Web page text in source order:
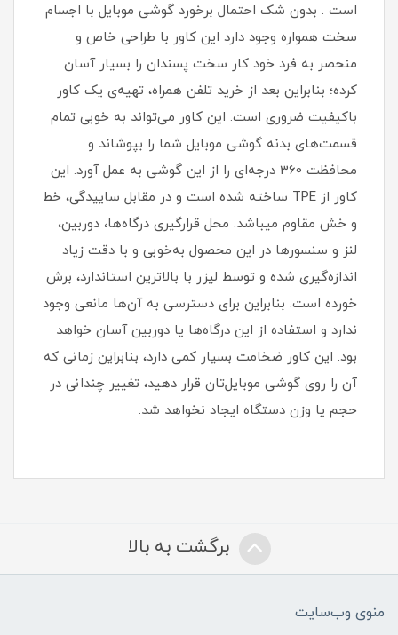
است . بدون شک احتمال برخورد گوشی موبایل با اجسام
سخت همواره وجود دارد این کاور با طراحی خاص و
منحصر به فرد خود کار سخت پسندان را بسیار آسان
کرده؛ بنابراین بعد از خرید تلفن همراه، تهیه‌ی یک کاور
با‌کیفیت ضروری است‏.‏ این کاور می‌تواند به خوبی تمام
قسمت‌های بدنه گوشی موبایل شما را بپوشاند و
محافظت 360 درجه‌ای را از این گوشی به عمل آورد‏.‏ این
کاور از TPE ساخته شده است و در مقابل ساییدگی، خط
و خش مقاوم میباشد.‏ محل قرارگیری درگاه‌ها، دوربین،
لنز و سنسورها در این محصول به‌خوبی و با دقت زیاد
اندازه‌گیری شده و توسط لیزر با بالاترین استاندارد، برش
خورده است‏.‏ بنابراین برای دسترسی به آن‌ها مانعی وجود
ندارد و استفاده از این درگاه‌ها یا دوربین آسان خواهد
بود‏.‏ این کاور ضخامت بسیار کمی دارد، بنابراین زمانی که
آن را روی گوشی موبایل‌تان قرار دهید، تغییر چندانی در
حجم یا وزن دستگاه ایجاد نخواهد شد‏.‏
برگشت به بالا
منوی وب‌سایت